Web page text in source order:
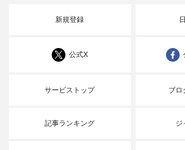
新規登録
公式X
サービストップ ブロ
記事ランキング ジ